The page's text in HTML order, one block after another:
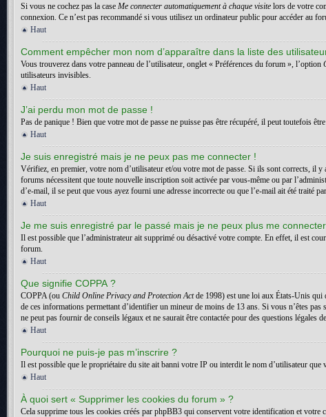
Si vous ne cochez pas la case Me connecter automatiquement à chaque visite lors de votre
connexion. Ce n’est pas recommandé si vous utilisez un ordinateur public pour accéder au
Haut
Comment empêcher mon nom d’apparaître dans la liste des
Vous trouverez dans votre panneau de l’utilisateur, onglet « Préférences du forum », l’option
utilisateurs invisibles.
Haut
J’ai perdu mon mot de passe !
Pas de panique ! Bien que votre mot de passe ne puisse pas être récupéré, il peut toutefois
Haut
Je suis enregistré mais je ne peux pas me connecter !
Vérifiez, en premier, votre nom d’utilisateur et/ou votre mot de passe. Si ils sont corrects, il
forums nécessitent que toute nouvelle inscription soit activée par vous-même ou par
d’e-mail, il se peut que vous ayez fourni une adresse incorrecte ou que l’e-mail ait été traité
Haut
Je me suis enregistré par le passé mais je ne peux plus me
Il est possible que l’administrateur ait supprimé ou désactivé votre compte. En effet, il est
forum.
Haut
Que signifie COPPA ?
COPPA (ou Child Online Privacy and Protection Actde 1998) est une loi aux États-Unis qui
de ces informations permettant d’identifier un mineur de moins de 13 ans. Si vous n’êtes
ne peut pas fournir de conseils légaux et ne saurait être contactée pour des questions légales
Haut
Pourquoi ne puis-je pas m’inscrire ?
Il est possible que le propriétaire du site ait banni votre IP ou interdit le nom d’utilisateur
Haut
À quoi sert « Supprimer les cookies du forum » ?
Cela supprime tous les cookies créés par phpBB3 qui conservent votre identification et